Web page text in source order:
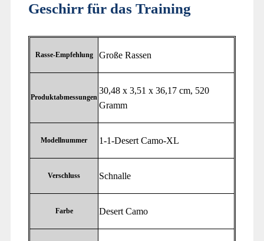
Geschirr für das Training
Rasse-Empfehlung ‎Große Rassen
Produktabmessungen
‎30,48 x 3,51 x 36,17 cm, 520
Gramm
Modellnummer ‎1-1-Desert Camo-XL
Verschluss ‎Schnalle
Farbe ‎Desert Camo